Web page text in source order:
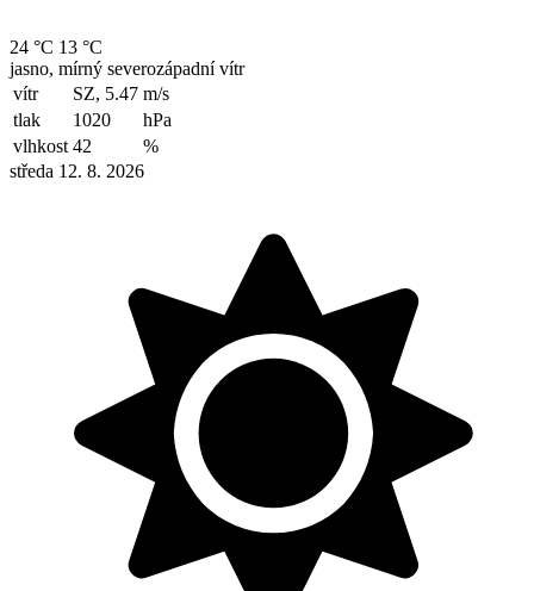
24 °C 13 °C
jasno, mírný severozápadní vítr
vítr
SZ, 5.47 m/s
tlak
1020
hPa
vlhkost 42
%
středa 12. 8. 2026